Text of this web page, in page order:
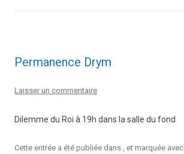
Permanence Drym
Laisser un commentaire
Dilemme du Roi à 19h dans la salle du fond
Cette entrée a été publiée dans , et marquée avec